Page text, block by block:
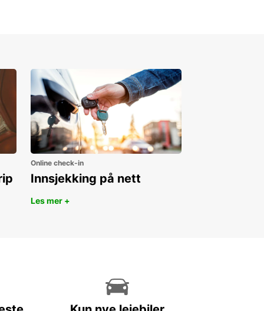
Online check-in
Innsjekking på nett
Les mer +